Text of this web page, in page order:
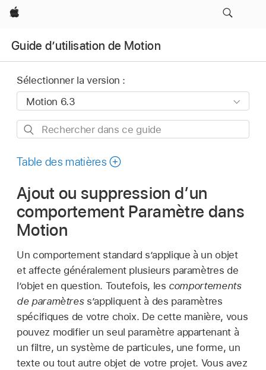
Apple
Guide d’utilisation de Motion
Sélectionner la version :
Rechercher
ce
Table des matières
Ajout ou suppression d’un
comportement Paramètre dans
Motion
Un comportement standard s’applique à un objet
et affecte généralement plusieurs paramètres de
l’objet en question. Toutefois, les comportements
de paramètress’appliquent à des paramètres
spécifiques de votre choix. De cette manière, vous
pouvez modifier un seul paramètre appartenant à
un filtre, un système de particules, une forme, un
texte ou tout autre objet de votre projet. Vous avez